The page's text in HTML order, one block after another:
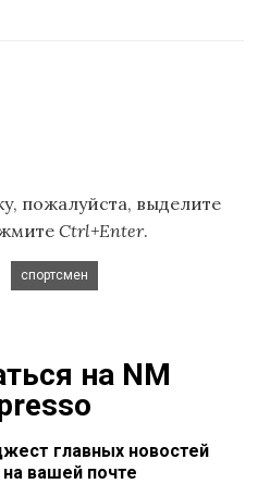
пожалуйста, выделите
Ctrl+Enter.
спортсмен
на NM
главных новостей
вашей почте